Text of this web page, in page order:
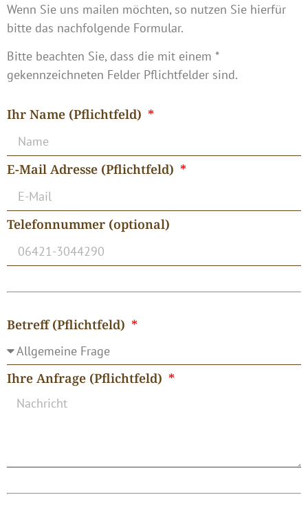
Wenn Sie uns mailen möchten, so nutzen Sie hierfür
bitte das nachfolgende Formular.
Bitte beachten Sie, dass die mit einem *
gekennzeichneten Felder Pflichtfelder sind.
Ihr Name (Pflichtfeld)
E-Mail Adresse (Pflichtfeld)
Telefonnummer (optional)
Betreff (Pflichtfeld)
Ihre Anfrage (Pflichtfeld)